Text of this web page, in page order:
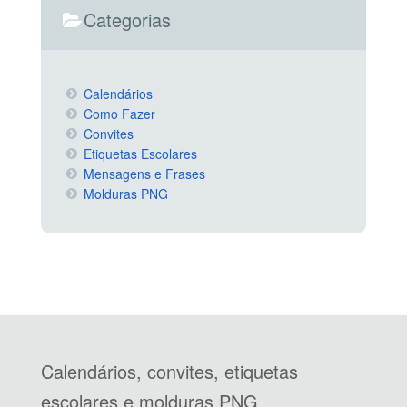
Categorias
Calendários
Como Fazer
Convites
Etiquetas Escolares
Mensagens e Frases
Molduras PNG
Calendários, convites, etiquetas
escolares e molduras PNG